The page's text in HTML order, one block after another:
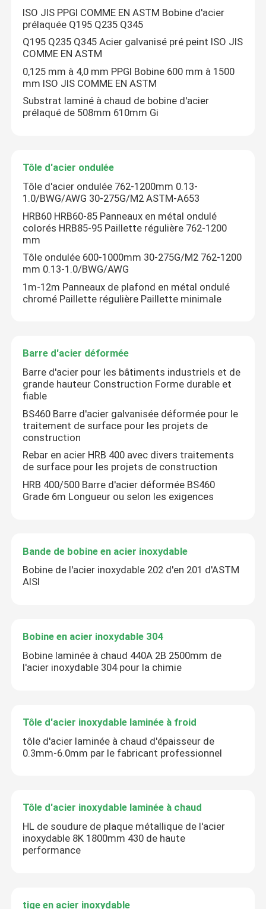
Laisser un message
Nous vous rappellerons bientôt!
ISO JIS PPGI COMME EN ASTM Bobine d'acier
prélaquée Q195 Q235 Q345
Q195 Q235 Q345 Acier galvanisé pré peint ISO JIS
COMME EN ASTM
0,125 mm à 4,0 mm PPGI Bobine 600 mm à 1500
mm ISO JIS COMME EN ASTM
Substrat laminé à chaud de bobine d'acier
prélaqué de 508mm 610mm Gi
Tôle d'acier ondulée
Tôle d'acier ondulée 762-1200mm 0.13-
1.0/BWG/AWG 30-275G/M2 ASTM-A653
HRB60 HRB60-85 Panneaux en métal ondulé
colorés HRB85-95 Paillette régulière 762-1200
mm
Tôle ondulée 600-1000mm 30-275G/M2 762-1200
mm 0.13-1.0/BWG/AWG
1m-12m Panneaux de plafond en métal ondulé
chromé Paillette régulière Paillette minimale
Barre d'acier déformée
Barre d'acier pour les bâtiments industriels et de
grande hauteur Construction Forme durable et
fiable
BS460 Barre d'acier galvanisée déformée pour le
traitement de surface pour les projets de
construction
Rebar en acier HRB 400 avec divers traitements
de surface pour les projets de construction
HRB 400/500 Barre d'acier déformée BS460
Grade 6m Longueur ou selon les exigences
Bande de bobine en acier inoxydable
Bobine de l'acier inoxydable 202 d'en 201 d'ASTM
AISI
Bobine en acier inoxydable 304
Bobine laminée à chaud 440A 2B 2500mm de
l'acier inoxydable 304 pour la chimie
Tôle d'acier inoxydable laminée à froid
tôle d'acier laminée à chaud d'épaisseur de
0.3mm-6.0mm par le fabricant professionnel
Tôle d'acier inoxydable laminée à chaud
HL de soudure de plaque métallique de l'acier
inoxydable 8K 1800mm 430 de haute
performance
tige en acier inoxydable